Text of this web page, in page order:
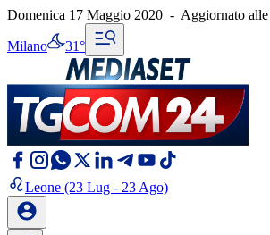
Domenica 17 Maggio 2020 - Aggiornato alle
Milano 31°
Leone (23 Lug - 23 Ago)